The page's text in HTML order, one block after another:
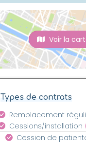
Voir la
Types de contrats
Remplacement
Cessions/installation
Cession de